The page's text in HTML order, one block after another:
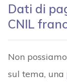
Dati di
CNIL
Non
sul tema, una